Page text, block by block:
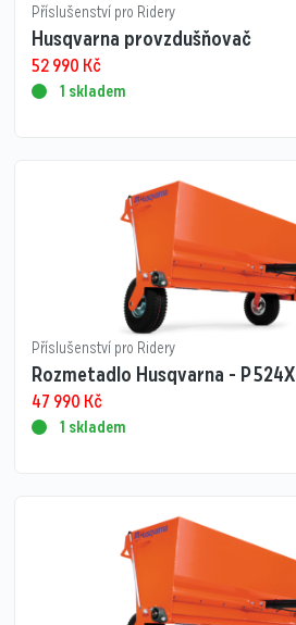
Příslušenství pro Ridery
Husqvarna provzdušňovač
52 990 Kč
1 skladem
Příslušenství pro Ridery
Rozmetadlo Husqvarna - P 524X
47 990 Kč
1 skladem